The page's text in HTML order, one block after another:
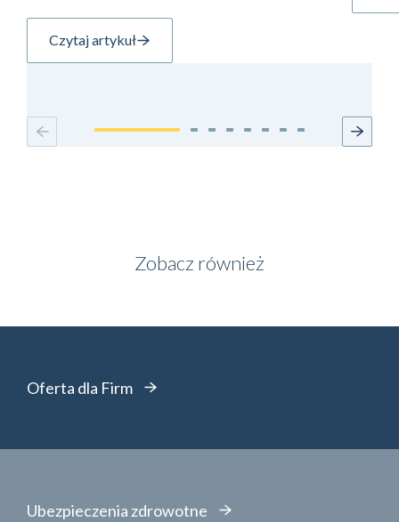
Czytaj artykuł
Zobacz również
Oferta dla Firm
Ubezpieczenia zdrowotne